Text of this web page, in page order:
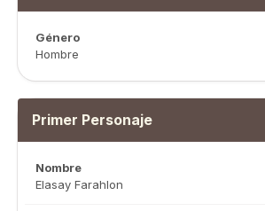
Género
Hombre
Primer Personaje
Nombre
Elasay Farahlon